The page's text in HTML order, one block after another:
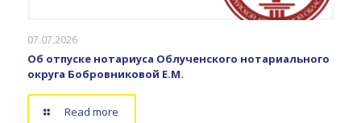
07.07.2026
Об отпуске нотариуса Облученского нотариального
округа Бобровниковой Е.М.
Read more